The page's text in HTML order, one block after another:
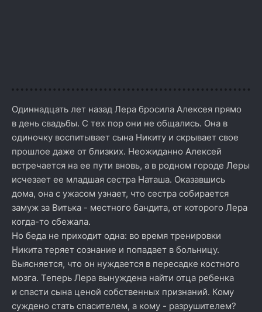
Одиннадцать лет назад Лера бросила Алексея прямо
в день свадьбы. С тех пор они не общались. Она в
одиночку воспитывает сына Никиту и скрывает свое
прошлое даже от близких. Неожиданно Алексей
встречается на ее пути вновь, а в родном городе Леры
исчезает ее младшая сестра Наташа. Оказавшись
дома, она с ужасом узнает, что сестра собирается
замуж за Витька - местного бандита, от которого Лера
когда-то сбежала.
Но беда не приходит одна: во время тренировки
Никита теряет сознание и попадает в больницу.
Выясняется, что он нуждается в пересадке костного
мозга. Теперь Лера вынуждена найти отца ребенка
и спасти сына ценой собственных признаний. Кому
суждено стать спасителем, а кому - разрушителем?